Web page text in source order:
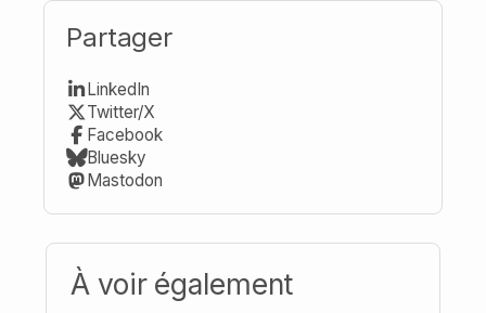
Partager
LinkedIn
Twitter/X
Facebook
Bluesky
Mastodon
À voir également